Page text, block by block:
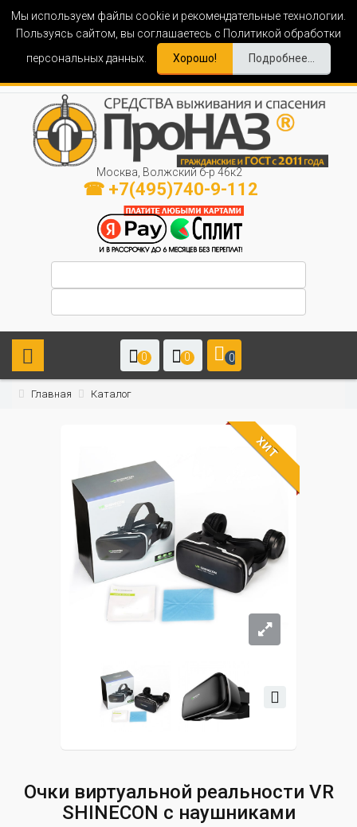
Мы используем файлы cookie и рекомендательные технологии.
Пользуясь сайтом, вы соглашаетесь с Политикой обработки
персональных данных.
Хорошо! Подробнее...
Москва, Волжский б-р 46к2
☎ +7(495)740-9-112
0 0 0
Главная Каталог
ХИТ
Очки виртуальной реальности VR
SHINECON с наушниками